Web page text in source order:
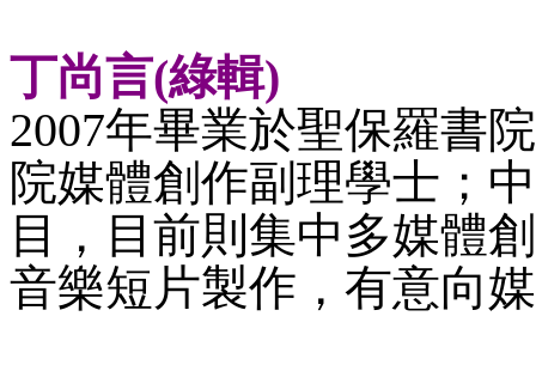
丁尚言(綠輯)
2007年畢業於聖保羅書
院媒體創作副理學士；
目，目前則集中多媒體
音樂短片製作，有意向